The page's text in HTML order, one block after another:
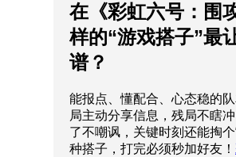
在《彩虹六号：围
样的“游戏搭子”最
谱？
能报点、懂配合、心态稳的
局主动分享信息，残局不瞎
了不嘲讽，关键时刻还能掏
种搭子，打完必须秒加好友！